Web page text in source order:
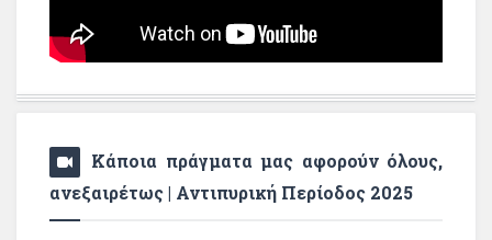
Κάποια πράγματα μας αφορούν όλους,
ανεξαιρέτως | Αντιπυρική Περίοδος 2025